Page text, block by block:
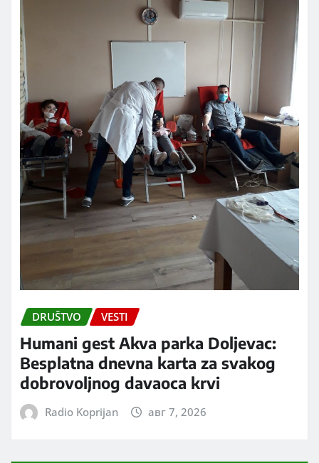
DRUŠTVO VESTI
Humani gest Akva parka Doljevac:
Besplatna dnevna karta za svakog
dobrovoljnog davaoca krvi
Radio Koprijan авг 7, 2026